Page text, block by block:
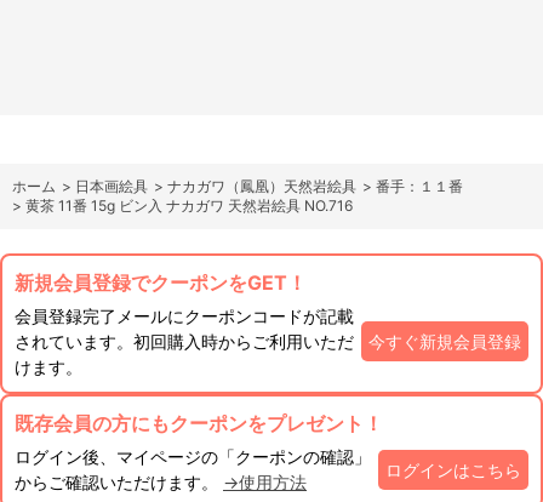
ホーム > 日本画絵具 > ナカガワ（鳳凰）天然岩絵具 > 番手：１１番
> 黄茶 11番 15g ビン入 ナカガワ 天然岩絵具 NO.716
新規会員登録でクーポンをGET！
会員登録完了メールにクーポンコードが記載
されています。初回購入時からご利用いただ
けます。
今すぐ新規会員登録
既存会員の方にもクーポンをプレゼント！
ログイン後、マイページの「クーポンの確認」
からご確認いただけます。 →使用方法
ログインはこちら